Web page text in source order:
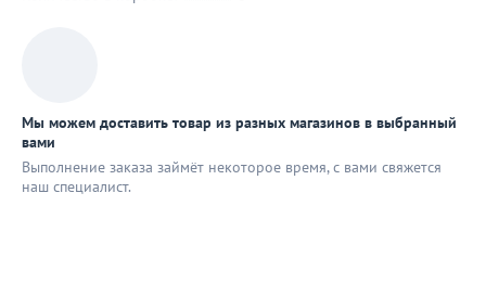
Мы можем доставить товар из разных магазинов в выбранный
вами
Выполнение заказа займёт некоторое время, с вами свяжется
наш специaлист.